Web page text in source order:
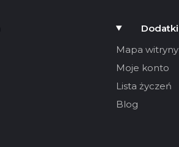
Dodatki
Mapa witryny
Moje konto
Lista życzeń
Blog